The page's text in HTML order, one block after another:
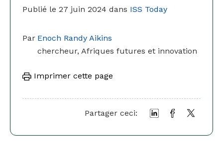
Publié le 27 juin 2024 dans ISS Today
Par Enoch Randy Aikins
chercheur, Afriques futures et innovation
Imprimer cette page
Partager ceci: